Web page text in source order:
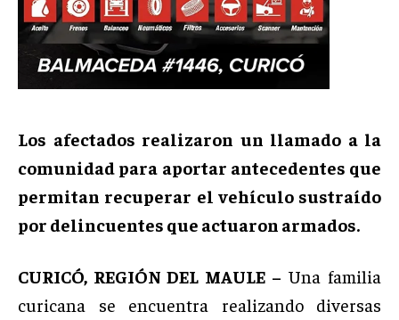
Los afectados realizaron un llamado a la
comunidad para aportar antecedentes que
permitan recuperar el vehículo sustraído
por delincuentes que actuaron armados.
CURICÓ, REGIÓN DEL MAULE – Una familia
curicana se encuentra realizando diversas